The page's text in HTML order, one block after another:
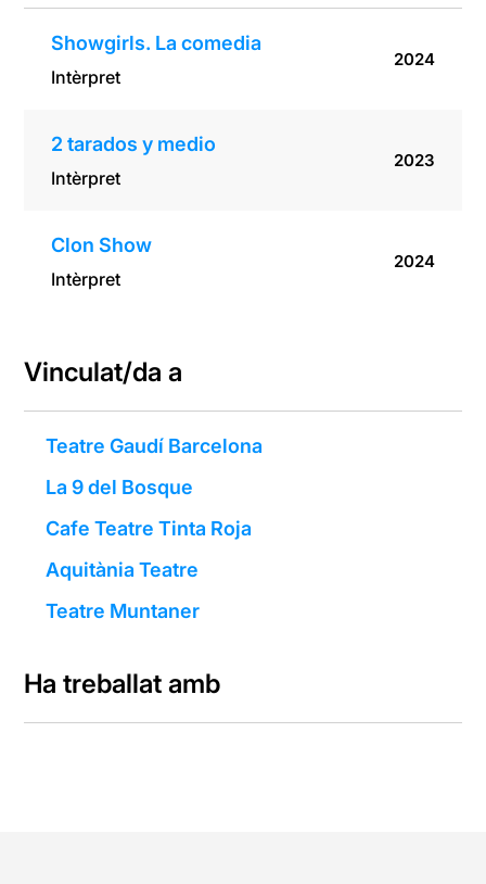
Showgirls. La comedia
Intèrpret
2024
2 tarados y medio
Intèrpret
2023
Clon Show
Intèrpret
2024
Vinculat/da a
Teatre Gaudí Barcelona
La 9 del Bosque
Cafe Teatre Tinta Roja
Aquitània Teatre
Teatre Muntaner
Ha treballat amb